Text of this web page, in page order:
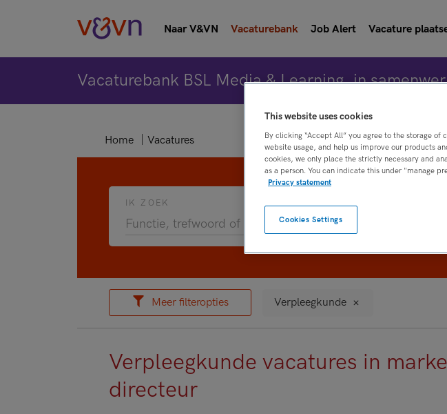
Naar V&VN Vacaturebank Job Alert Vacature
Vacaturebank BSL Media & Learning, in
Home Vacatures
IK ZOEK
Meer filteropties Verpleegkunde
Verpleegkunde vacatures in
directeur
This website uses cookies
By clicking “Accept All” you agree to the storage
website usage, and help us improve our products
cookies, we only place the strictly necessary and
as a person. You can indicate this under "manage
Privacy statement
Cookies Settings